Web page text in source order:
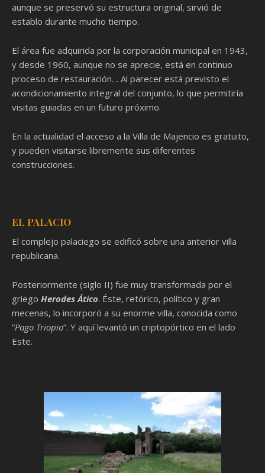
aunque se preservó su estructura original, sirvió de
establo durante mucho tiempo.
El área fue adquirida por la corporación municipal en 1943,
y desde 1960, aunque no se aprecie, está en continuo
proceso de restauración… Al parecer está previsto el
acondicionamiento integral del conjunto, lo que permitiría
visitas guiadas en un futuro próximo.
En la actualidad el acceso a la Villa de Majencio es gratuito,
y pueden visitarse libremente sus diferentes
construcciones.
EL PALACIO
El complejo palaciego se edificó sobre una anterior villa
republicana.
Posteriormente (siglo II) fue muy transformada por el
griego Herodes Ático. Éste, retórico, político y gran
mecenas, lo incorporó a su enorme villa, conocida como
“Pago Triopio”. Y aquí levantó un criptopórtico en el lado
Este.